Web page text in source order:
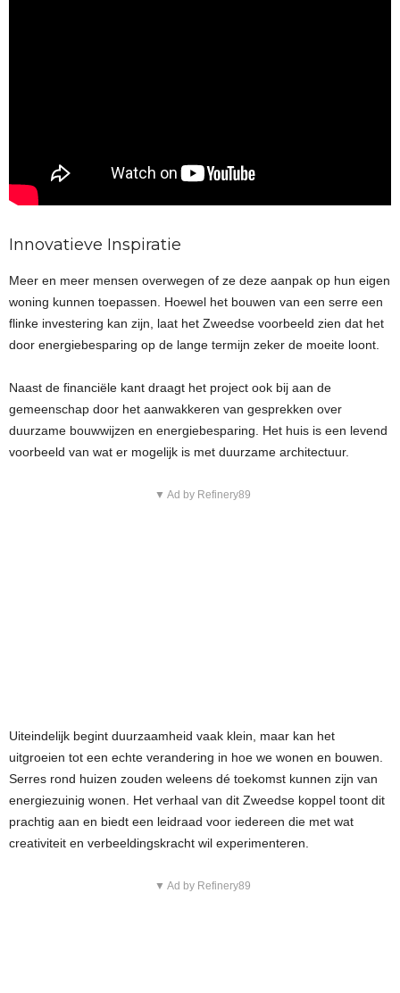
Innovatieve Inspiratie
Meer en meer mensen overwegen of ze deze aanpak op hun eigen
woning kunnen toepassen. Hoewel het bouwen van een serre een
flinke investering kan zijn, laat het Zweedse voorbeeld zien dat het
door energiebesparing op de lange termijn zeker de moeite loont.
Naast de financiële kant draagt het project ook bij aan de
gemeenschap door het aanwakkeren van gesprekken over
duurzame bouwwijzen en energiebesparing. Het huis is een levend
voorbeeld van wat er mogelijk is met duurzame architectuur.
▼ Ad by Refinery89
Uiteindelijk begint duurzaamheid vaak klein, maar kan het
uitgroeien tot een echte verandering in hoe we wonen en bouwen.
Serres rond huizen zouden weleens dé toekomst kunnen zijn van
energiezuinig wonen. Het verhaal van dit Zweedse koppel toont dit
prachtig aan en biedt een leidraad voor iedereen die met wat
creativiteit en verbeeldingskracht wil experimenteren.
▼ Ad by Refinery89